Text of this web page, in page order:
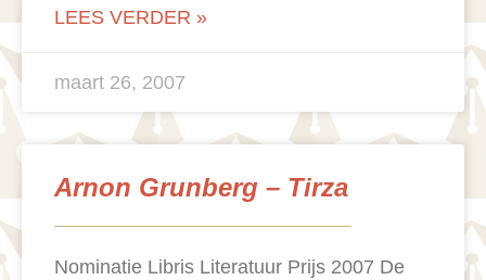
LEES VERDER »
maart 26, 2007
Arnon Grunberg – Tirza
Nominatie Libris Literatuur Prijs 2007 De